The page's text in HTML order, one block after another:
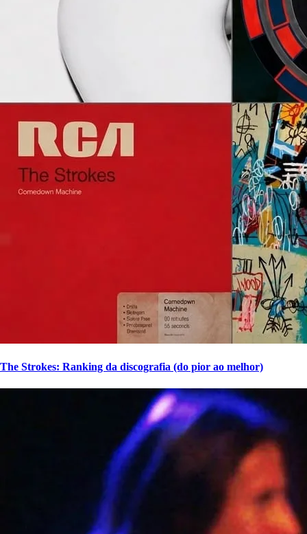
The Strokes: Ranking da discografia (do pior ao melhor)